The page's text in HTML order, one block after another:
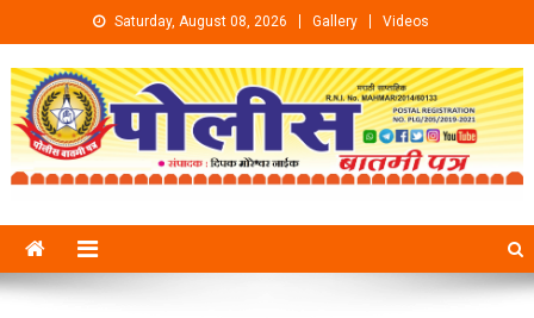
Skip to content Saturday, August 08, 2026 Gallery Videos